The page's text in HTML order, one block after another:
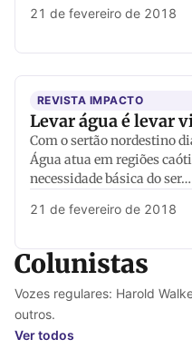
21 de fevereiro de 2018
REVISTA IMPACTO
Levar água é levar
Com o sertão nordestino
Água atua em regiões
necessidade básica do ser…
21 de fevereiro de 2018
Colunistas
Vozes regulares: Harold
outros.
Ver todos